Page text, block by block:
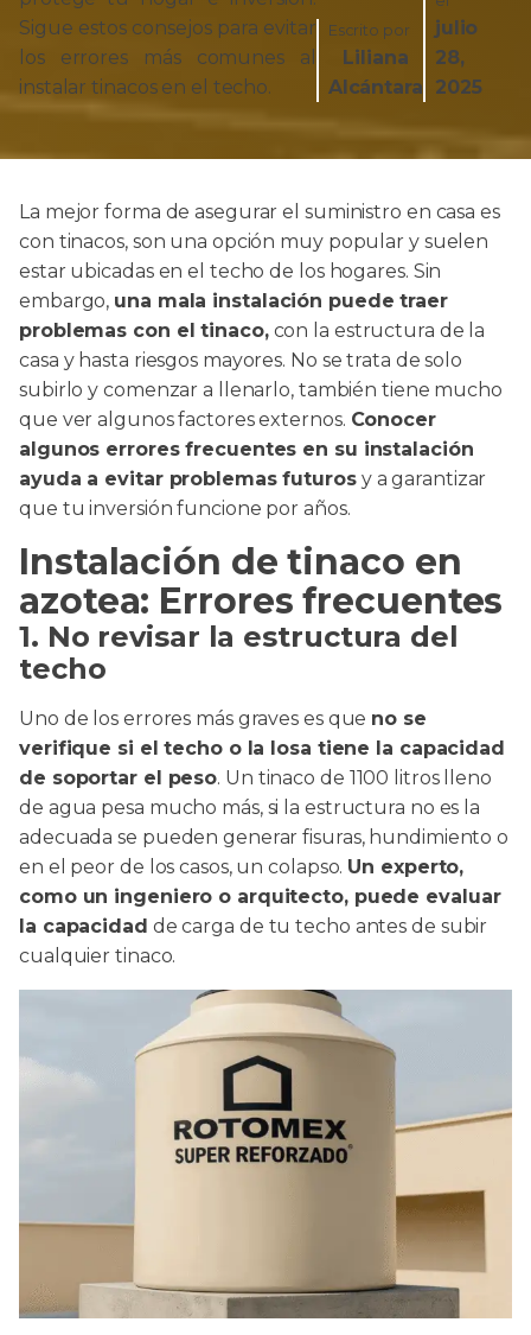
Sigue estos consejos para evitar
los errores más comunes al
instalar tinacos en el techo.
Escrito por
Liliana
Alcántara
julio
28,
2025
La mejor forma de asegurar el suministro en casa es
con tinacos, son una opción muy popular y suelen
estar ubicadas en el techo de los hogares. Sin
embargo, una mala instalación puede traer
problemas con el tinaco,con la estructura de la
casa y hasta riesgos mayores. No se trata de solo
subirlo y comenzar a llenarlo, también tiene mucho
que ver algunos factores externos. Conocer
algunos errores frecuentes en su instalación
ayuda a evitar problemas futurosy a garantizar
que tu inversión funcione por años.
Instalación de tinaco en
azotea: Errores frecuentes
1. No revisar la estructura del
techo
Uno de los errores más graves es que no se
verifique si el techo o la losa tiene la capacidad
de soportar el peso. Un tinaco de 1100 litros lleno
de agua pesa mucho más, si la estructura no es la
adecuada se pueden generar fisuras, hundimiento o
en el peor de los casos, un colapso. Un experto,
como un ingeniero o arquitecto, puede evaluar
la capacidad de carga de tu techo antes de subir
cualquier tinaco.